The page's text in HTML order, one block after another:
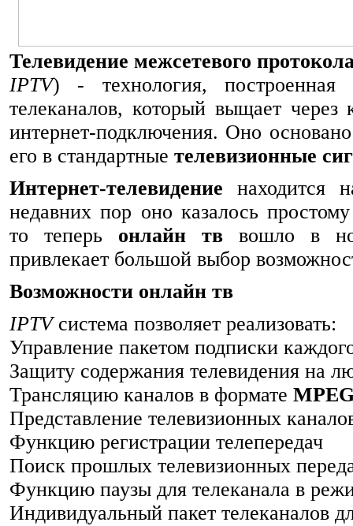
Телевидение межсетевого
IPTV) - технология, построенная
телеканалов, который выщает через
интернет-подключения. Оно
его в стандартные телевизионные
Интернет-телевидение находится
недавних пор оно казалось
то теперь онлайн тв вошло в
привлекает большой выбор
Возможности онлайн тв
IPTVсистема позволяет реализовать:
Управление пакетом подписки
Защиту содержания телевидения на
Трансляцию каналов в формате
Представление телевизионных
Функцию регистрации телепередач
Поиск прошлых телевизионных
Функцию паузы для телеканала в
Индивидуальный пакет телеканалов